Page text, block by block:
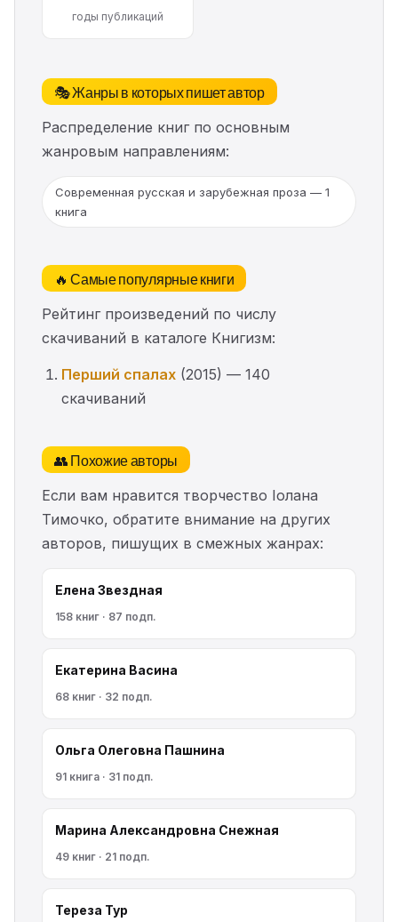
годы публикаций
🎭 Жанры в которых пишет автор
Распределение книг по основным
жанровым направлениям:
Современная русская и зарубежная проза — 1
книга
🔥 Самые популярные книги
Рейтинг произведений по числу
скачиваний в каталоге Книгизм:
Перший спалах (2015) — 140
скачиваний
👥 Похожие авторы
Если вам нравится творчество Іолана
Тимочко, обратите внимание на других
авторов, пишущих в смежных жанрах:
Елена Звездная
158 книг · 87 подп.
Екатерина Васина
68 книг · 32 подп.
Ольга Олеговна Пашнина
91 книга · 31 подп.
Марина Александровна Снежная
49 книг · 21 подп.
Тереза Тур